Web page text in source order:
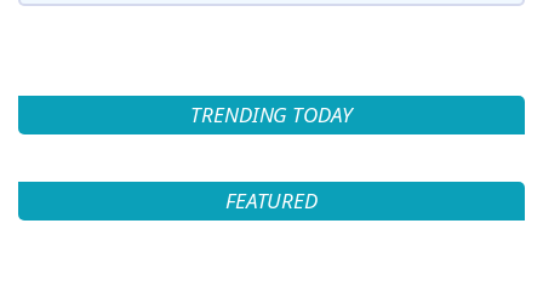
TRENDING TODAY
FEATURED